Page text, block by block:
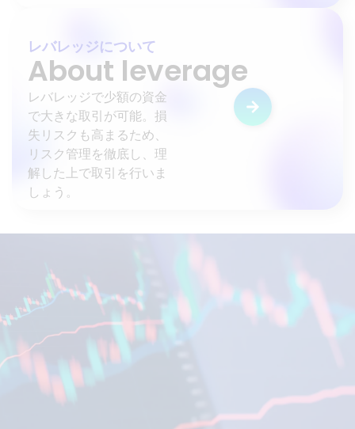
レバレッジについて
About leverage
レバレッジで少額の資金
で大きな取引が可能。損
失リスクも高まるため、
リスク管理を徹底し、理
解した上で取引を行いま
しょう。